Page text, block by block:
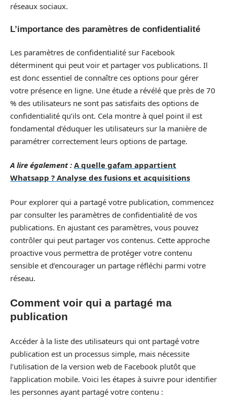
réseaux sociaux.
L’importance des paramètres de confidentialité
Les paramètres de confidentialité sur Facebook
déterminent qui peut voir et partager vos publications. Il
est donc essentiel de connaître ces options pour gérer
votre présence en ligne. Une étude a révélé que près de 70
% des utilisateurs ne sont pas satisfaits des options de
confidentialité qu’ils ont. Cela montre à quel point il est
fondamental d’éduquer les utilisateurs sur la manière de
paramétrer correctement leurs options de partage.
A lire également : A quelle gafam appartient
Whatsapp ? Analyse des fusions et acquisitions
Pour explorer qui a partagé votre publication, commencez
par consulter les paramètres de confidentialité de vos
publications. En ajustant ces paramètres, vous pouvez
contrôler qui peut partager vos contenus. Cette approche
proactive vous permettra de protéger votre contenu
sensible et d’encourager un partage réfléchi parmi votre
réseau.
Comment voir qui a partagé ma
publication
Accéder à la liste des utilisateurs qui ont partagé votre
publication est un processus simple, mais nécessite
l’utilisation de la version web de Facebook plutôt que
l’application mobile. Voici les étapes à suivre pour identifier
les personnes ayant partagé votre contenu :